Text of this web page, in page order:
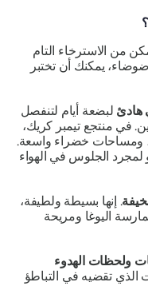
من الاسترخاء التام
يمكنك أن تختبر
لبضعة أيام لتنفصل
في منتجع تيمبر كريك،
ومساحات خضراء واسعة.
لمجرد الجلوس في الهواء
. إنها بسيطة ولطيفة،
اليوغا ومريحة
ولحظات الهدوء
تقضيه في التباطؤ